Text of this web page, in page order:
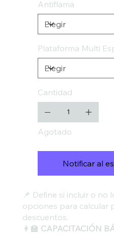
Antiflama
Plataforma Multi
Cantidad
Agotado
Notificar al
📌 Define si incluir o no
opciones para calcular
descuentos.
👩‍🏫 CAPACITACIÓN